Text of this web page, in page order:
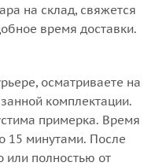
на склад, свяжется
время доставки.
осматриваете на
комплектации.
примерка. Время
15 минутами. После
или полностью от